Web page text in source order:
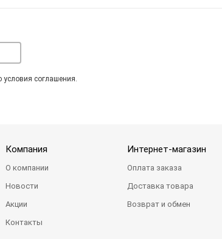
соглашения.
Компания
О компании
Новости
Акции
Контакты
Интернет-магазин
Оплата заказа
Доставка товара
Возврат и обмен